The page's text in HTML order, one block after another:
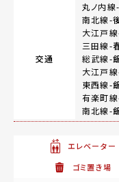
交通
丸ノ内線-
南北線-
大江戸
三田線-
総武線-
大江戸
東西線-
有楽町
南北線-
エレベーター
ゴミ置き場